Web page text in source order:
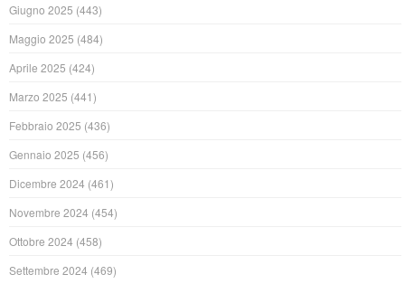
Giugno 2025 (443)
Maggio 2025 (484)
Aprile 2025 (424)
Marzo 2025 (441)
Febbraio 2025 (436)
Gennaio 2025 (456)
Dicembre 2024 (461)
Novembre 2024 (454)
Ottobre 2024 (458)
Settembre 2024 (469)